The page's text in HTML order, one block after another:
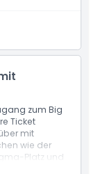
zum Big
Ticket
mit
wie der
Platz und